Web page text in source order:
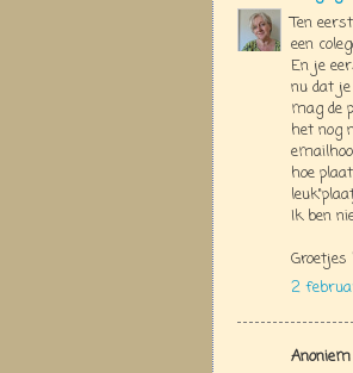
Ten
een
En je
nu dat
mag de
het nog
hoe
Ik ben
2